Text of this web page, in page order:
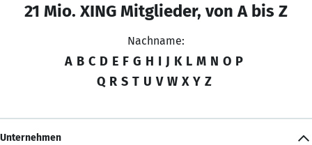
21 Mio. XING Mitglieder, von A bis Z
Nachname:
A B C D E F G H I J K L M N O P
Q R S T U V W X Y Z
Unternehmen